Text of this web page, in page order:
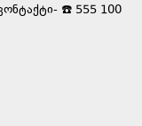
☎️ 555 100